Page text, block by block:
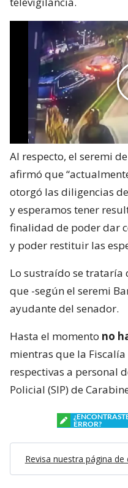
Al respecto, el seremi
afirmó que
otorgó las diligencias
y esperamos tener
finalidad de poder dar
y poder restituir las
Lo sustraído se
que -según el seremi
ayudante del senador.
Hasta el momento no
mientras que la
respectivas a personal
Policial (SIP) de
ERROR?
Revisa nuestra página de